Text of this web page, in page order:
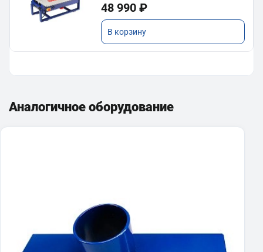
48 990 ₽
В корзину
Аналогичное оборудование